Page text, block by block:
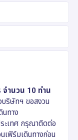
จำนวน 10 ท่าน
บริษัทฯ ขอสงวน
นทาง
ะเทศ กรุณาติดต่อ
เฟิร์มเดินทางก่อน